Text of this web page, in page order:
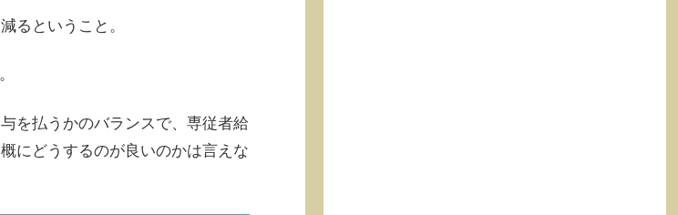
るということ。
を払うかのバランスで、専従者給
にどうするのが良いのかは言えな